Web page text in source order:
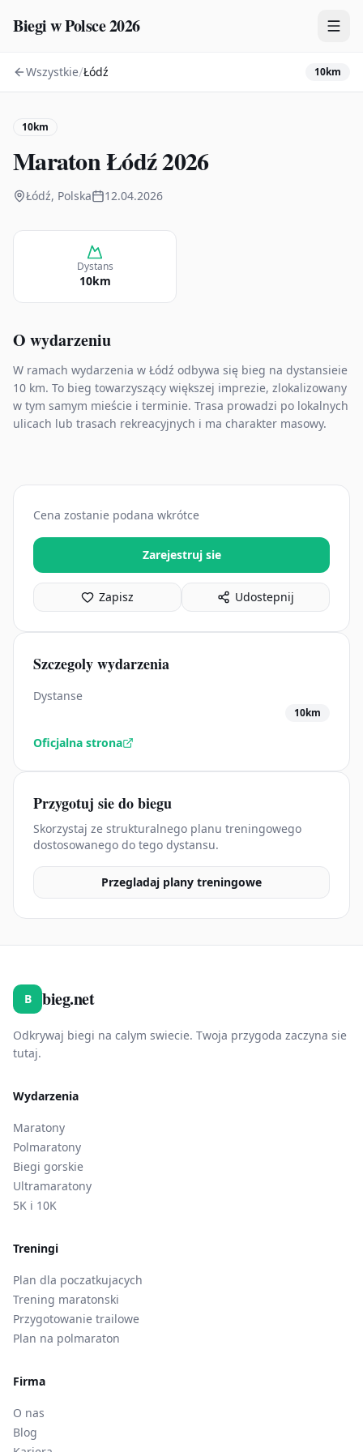
Biegi w Polsce 2026
Zawody
Wszystkie/Łódź 10km
10km
Maraton Łódź 2026
Łódź, Polska 12.04.2026
Dystans
10km
O wydarzeniu
W ramach wydarzenia w Łódź odbywa się bieg na dystansieie
10 km. To bieg towarzyszący większej imprezie, zlokalizowany
w tym samym mieście i terminie. Trasa prowadzi po lokalnych
ulicach lub trasach rekreacyjnych i ma charakter masowy.
Cena zostanie podana wkrótce
Zarejestruj sie
Zapisz Udostepnij
Szczegoly wydarzenia
Dystanse
10km
Oficjalna strona
Przygotuj sie do biegu
Skorzystaj ze strukturalnego planu treningowego
dostosowanego do tego dystansu.
Przegladaj plany treningowe
B bieg.net
Odkrywaj biegi na calym swiecie. Twoja przygoda zaczyna sie
tutaj.
Wydarzenia
Maratony
Polmaratony
Biegi gorskie
Ultramaratony
5K i 10K
Treningi
Plan dla poczatkujacych
Trening maratonski
Przygotowanie trailowe
Plan na polmaraton
Firma
O nas
Blog